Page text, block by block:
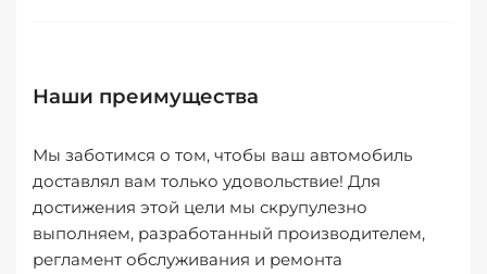
Наши преимущества
Мы заботимся о том, чтобы ваш автомобиль
доставлял вам только удовольствие! Для
достижения этой цели мы скрупулезно
выполняем, разработанный производителем,
регламент обслуживания и ремонта